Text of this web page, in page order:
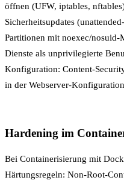
öffnen (UFW, iptables,
Sicherheitsupdates
Partitionen mit noexec/nosuid-
Dienste als unprivilegierte
Konfiguration: Content-
in der Webserver-
Hardening im
Bei Containerisierung mit
Härtungsregeln: Non-Root-